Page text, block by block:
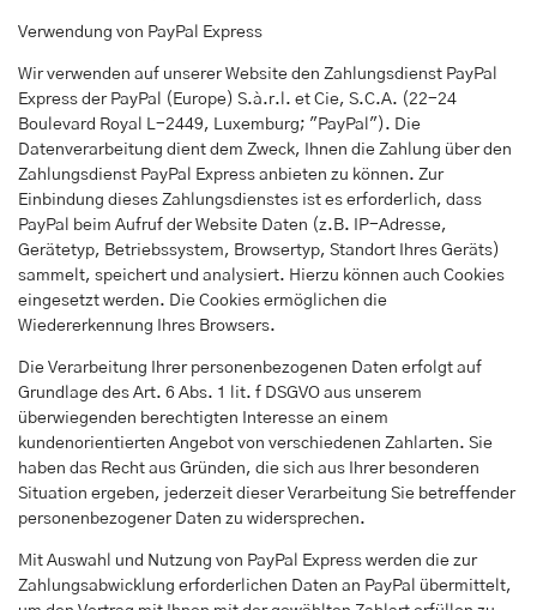
Verwendung von PayPal Express
Wir verwenden auf unserer Website den Zahlungsdienst PayPal
Express der PayPal (Europe) S.à.r.l. et Cie, S.C.A. (22-24
Boulevard Royal L-2449, Luxemburg; "PayPal"). Die
Datenverarbeitung dient dem Zweck, Ihnen die Zahlung über den
Zahlungsdienst PayPal Express anbieten zu können. Zur
Einbindung dieses Zahlungsdienstes ist es erforderlich, dass
PayPal beim Aufruf der Website Daten (z.B. IP-Adresse,
Gerätetyp, Betriebssystem, Browsertyp, Standort Ihres Geräts)
sammelt, speichert und analysiert. Hierzu können auch Cookies
eingesetzt werden. Die Cookies ermöglichen die
Wiedererkennung Ihres Browsers.
Die Verarbeitung Ihrer personenbezogenen Daten erfolgt auf
Grundlage des Art. 6 Abs. 1 lit. f DSGVO aus unserem
überwiegenden berechtigten Interesse an einem
kundenorientierten Angebot von verschiedenen Zahlarten. Sie
haben das Recht aus Gründen, die sich aus Ihrer besonderen
Situation ergeben, jederzeit dieser Verarbeitung Sie betreffender
personenbezogener Daten zu widersprechen.
Mit Auswahl und Nutzung von PayPal Express werden die zur
Zahlungsabwicklung erforderlichen Daten an PayPal übermittelt,